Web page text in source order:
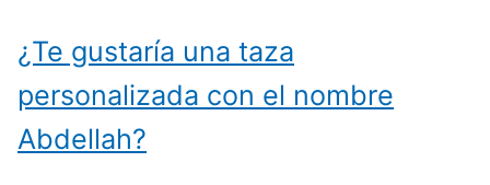
Nombres de niño que empiezan por J
Nombres de niño que empiezan por K
Nombres de niño que empiezan por L
Nombres de Niño Extremeños
Nombres de Niño Gallegos
Nombres de Niño Madrileños
Nombres de Niño Ingleses
Nombres de Niño Italianos
Nombres de Niño Japoneses
¿Te gustaría una taza
personalizada con el nombre
Abdellah?